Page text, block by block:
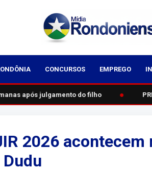
CONCURSOS EMPREGO
após julgamento do filho
2026 acontecem